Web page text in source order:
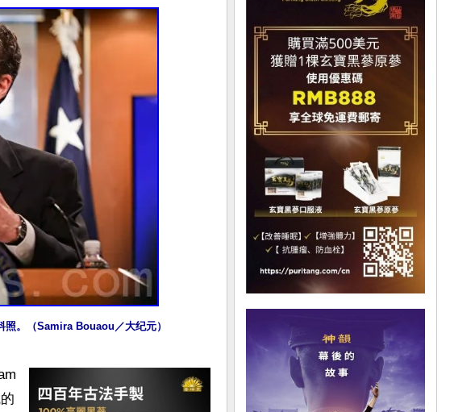
。（Samira Bouaou／大纪元）